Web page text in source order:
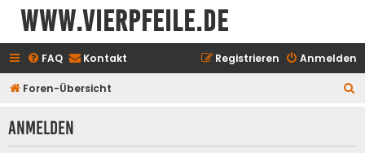
www.vierpfeile.de
FAQ Kontakt Anmelden
Registrieren
Foren-Übersicht
Anmelden